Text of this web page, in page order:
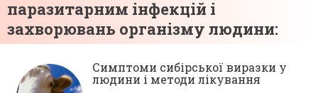
паразитарним інфекцій і
захворювань організму людини:
Симптоми сибірської виразки у
людини і методи лікування